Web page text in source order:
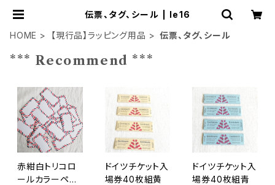
伝票、タグ、シール | le16
HOME
【現行品】ラッピング用品 伝票、タグ、シール
*** Recommend ***
赤紺白トリコロ
ールカラーペー
ドイツチケット入
場券40枚組黄
ドイツチケット入
場券40枚組青